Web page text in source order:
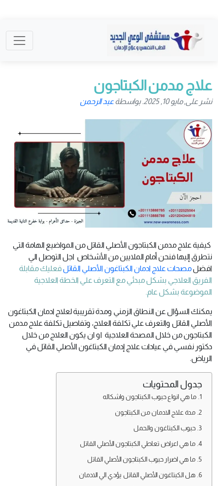
علاج مدمن الكبتاجون
نشر على, مايو 10, 2025. بواسطة عبد الرحمن
كيفية علاج مدمن الكبتاجون الأصلي القاتل من المواضيع الهامة التي
نتطرق إليها فنحن أمام الملايين من الأشخاص اجل التوصل الي
افضلمصحات علاج ادمان الكبتاغون الأصلي القاتلفعليك مقابلة
الفريق العلاجي بشكل مبدئي مع التعرف علي الخطة العلاجية
الموضوعة بشكل عام.
يمكنك السؤال عن النطاق الزمني ومدة تقريبية لعلاج ادمان الكبتاغون
الأصلي القاتل والتعرف علي تكلفة العلاج، وتفاصيل تكلفة علاج مدمن
الكبتاجون من خلال المصحة العلاجية او ان يكون العلاج من خلال
دكتور نفسي في عيادات علاج إدمان الكبتاغون الأصلي القاتل في
الرياض.
جدول المحتويات
ما هي انواع حبوب الكبتاجون واشكاله
مدة علاج الادمان من الكبتاجون
حبوب الكبتاغون والحمل
ما هي اعراض تعاطي الكبتاجون الأصلي القاتل
ما هي اضرار حبوب الكبتاجون الأصلي القاتل
هل الكبتاغون الأصلي القاتل يؤدي الي الادمان